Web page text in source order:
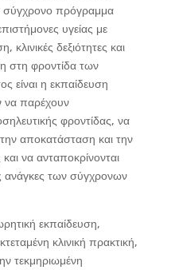
σύγχρονο πρόγραμμα
υγείας με
κλινικές δεξιότητες και
στη φροντίδα των
είναι η εκπαίδευση
να παρέχουν
φροντίδας, να
αποκατάσταση και την
να ανταποκρίνονται
ανάγκες των σύγχρονων
εκπαίδευση,
κλινική πρακτική,
τεκμηριωμένη